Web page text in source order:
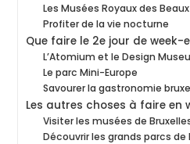
Les Musées Royaux des
Profiter de la vie nocturne
Que faire le 2e jour de week-
L’Atomium et le Design
Le parc Mini-Europe
Savourer la gastronomie
Les autres choses à faire en
Visiter les musées de
Découvrir les grands parcs de